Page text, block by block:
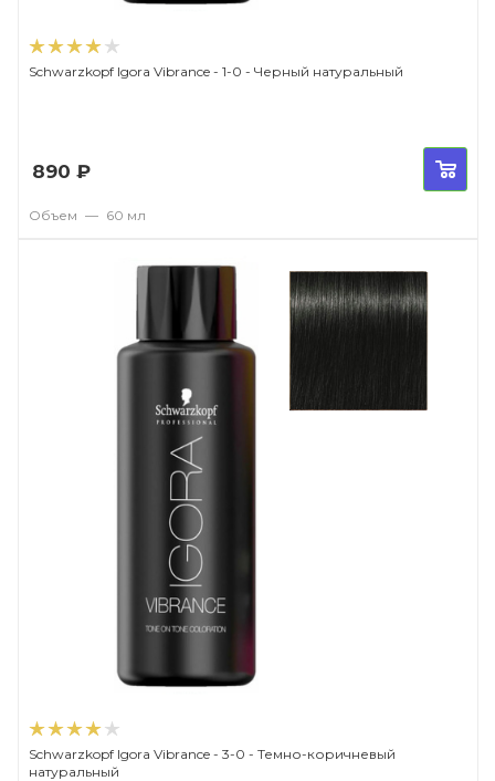
Schwarzkopf Igora Vibrance - 1-0 - Черный натуральный
890 ₽
Объем — 60 мл
Schwarzkopf Igora Vibrance - 3-0 - Темно-коричневый
натуральный